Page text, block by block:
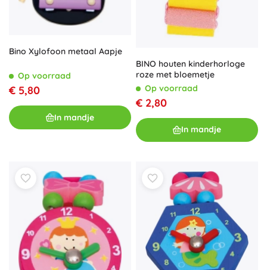
Bino Xylofoon metaal Aapje
Op voorraad
€ 5,80
In mandje
BINO houten kinderhorloge
roze met bloemetje
Op voorraad
€ 2,80
In mandje